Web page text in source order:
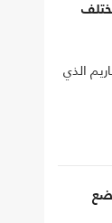
الذي